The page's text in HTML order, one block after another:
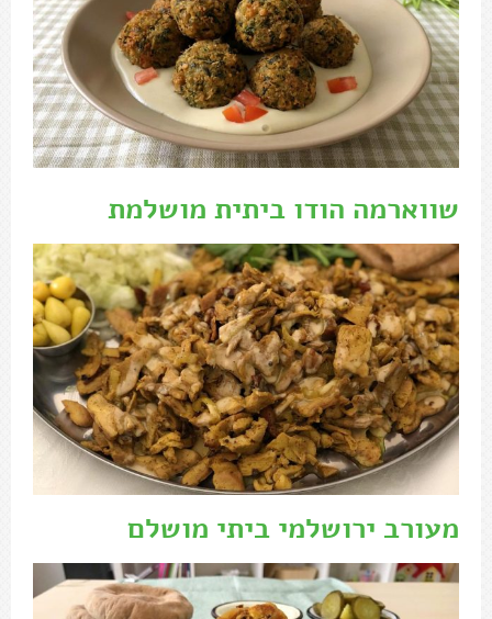
שווארמה הודו ביתית מושלמת
מעורב ירושלמי ביתי מושלם